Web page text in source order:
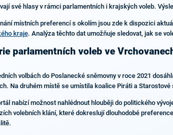
své hlasy v rámci parlamentních i krajských voleb.
místních preferencí s okolím jsou zde k dispozici
kraje. Analýza těchto dat umožňuje sledovat, jak se
parlamentních voleb ve
volbách do Poslanecké sněmovny v roce 2021
Na druhém místě se umístila koalice Piráti a Starostové
nabízí možnost nahlédnout hlouběji do politického
volebních klání, které dokreslují dlouhodobé